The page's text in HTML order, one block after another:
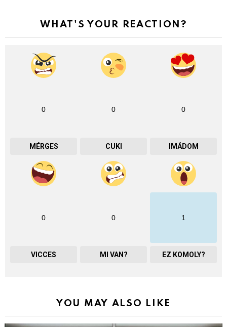
WHAT'S YOUR REACTION?
0
MÉRGES
0
CUKI
0
IMÁDOM
0
VICCES
0
MI VAN?
1
EZ KOMOLY?
YOU MAY ALSO LIKE